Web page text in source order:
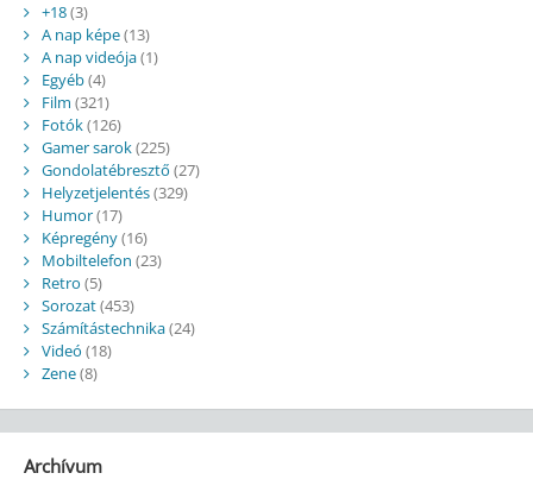
+18(3)
A nap képe(13)
A nap videója(1)
Egyéb(4)
Film (321)
Fotók(126)
Gamer sarok(225)
Gondolatébresztő (27)
Helyzetjelentés(329)
Humor(17)
Képregény(16)
Mobiltelefon (23)
Retro (5)
Sorozat(453)
Számítástechnika(24)
Videó (18)
Zene(8)
Archívum